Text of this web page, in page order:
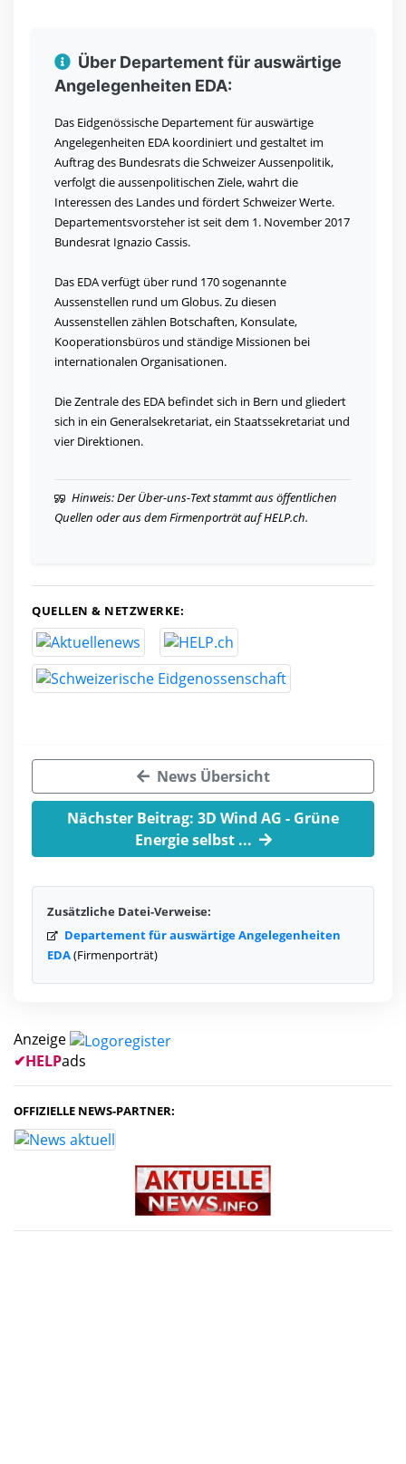
Über Departement für auswärtige
Angelegenheiten EDA:
Das Eidgenössische Departement für auswärtige
Angelegenheiten EDA koordiniert und gestaltet im
Auftrag des Bundesrats die Schweizer Aussenpolitik,
verfolgt die aussenpolitischen Ziele, wahrt die
Interessen des Landes und fördert Schweizer Werte.
Departementsvorsteher ist seit dem 1. November 2017
Bundesrat Ignazio Cassis.
Das EDA verfügt über rund 170 sogenannte
Aussenstellen rund um Globus. Zu diesen
Aussenstellen zählen Botschaften, Konsulate,
Kooperationsbüros und ständige Missionen bei
internationalen Organisationen.
Die Zentrale des EDA befindet sich in Bern und gliedert
sich in ein Generalsekretariat, ein Staatssekretariat und
vier Direktionen.
Hinweis: Der Über-uns-Text stammt aus öffentlichen
Quellen oder aus dem Firmenporträt auf HELP.ch.
QUELLEN & NETZWERKE:
News Übersicht
Nächster Beitrag: 3D Wind AG - Grüne
Energie selbst ...
Zusätzliche Datei-Verweise:
Departement für auswärtige Angelegenheiten
EDA(Firmenporträt)
Anzeige
✔HELPads
OFFIZIELLE NEWS-PARTNER: